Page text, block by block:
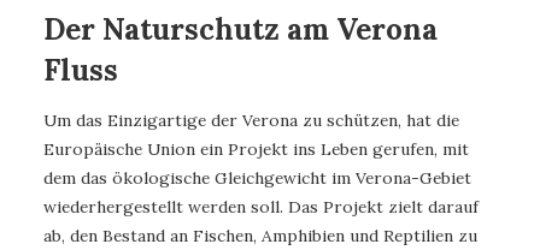
Der Naturschutz am Verona
Fluss
Um das Einzigartige der Verona zu schützen, hat die
Europäische Union ein Projekt ins Leben gerufen, mit
dem das ökologische Gleichgewicht im Verona-Gebiet
wiederhergestellt werden soll. Das Projekt zielt darauf
ab, den Bestand an Fischen, Amphibien und Reptilien zu